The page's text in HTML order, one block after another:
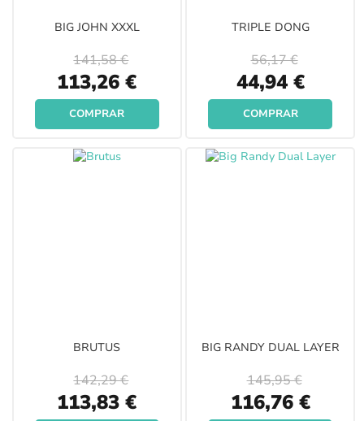
BIG JOHN XXXL
Special
Price
113,26 €
141,58 €
COMPRAR
TRIPLE DONG
Special
Price
44,94 €
56,17 €
COMPRAR
BRUTUS
Special
Price
113,83 €
142,29 €
BIG RANDY DUAL LAYER
Special
Price
116,76 €
145,95 €